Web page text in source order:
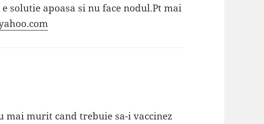
solutie apoasa si nu face nodul.Pt mai
mai murit cand trebuie sa-i vaccinez